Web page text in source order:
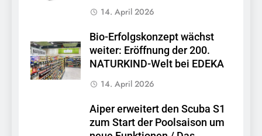
14. April 2026
Bio-Erfolgskonzept wächst
weiter: Eröffnung der 200.
NATURKIND-Welt bei EDEKA
14. April 2026
Aiper erweitert den Scuba S1
zum Start der Poolsaison um